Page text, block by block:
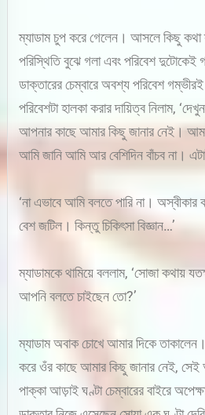
ম্যাডাম চুপ করে গেলেন। আসলে কিছু কথা
পরিস্থিতি বুঝে গলা এবং পরিবেশ
ডাক্তারের চেম্বারে অবশ্য পরিবেশ
পরিবেশটা হালকা করার দায়িত্ব নিলাম,
আপনার কাছে আমার কিছু জানার নেই।
আমি জানি আমি আর বেশিদিন বাঁচব না।
‘না এভাবে আমি বলতে পারি না।
বেশ জটিল। কিন্তু চিকিৎসা বিজ্ঞান…’
ম্যাডামকে থামিয়ে বললাম, ‘সোজা কথায়
আপনি বলতে চাইছেন তো?’
ম্যাডাম অবাক চোখে আমার দিকে
করে ওঁর কাছে আমার কিছু জানার নেই,
পাক্কা আড়াই ঘণ্টা চেম্বারের বাইরে